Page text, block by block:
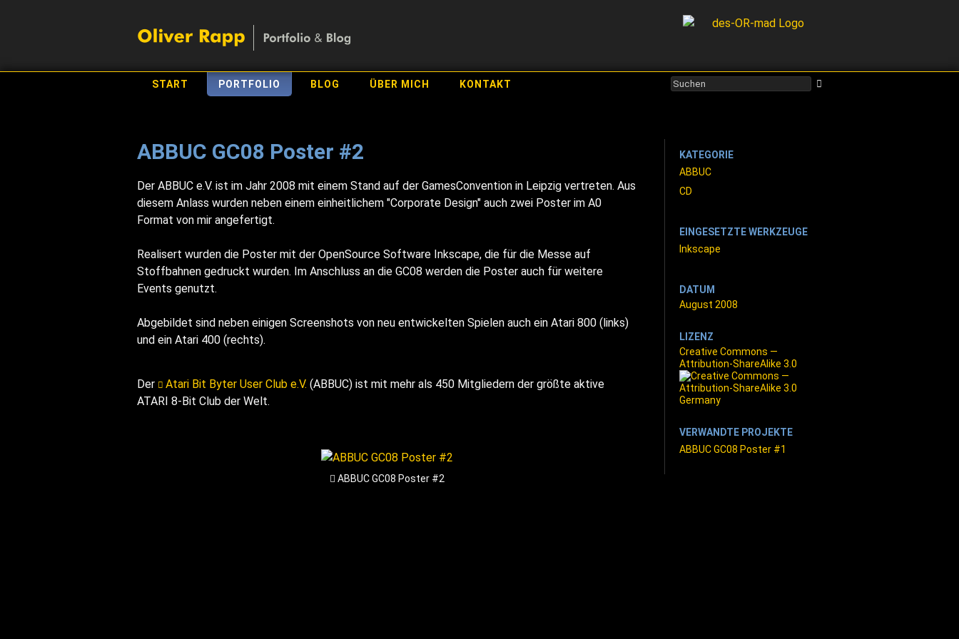
START PORTFOLIO BLOG ÜBER MICH KONTAKT
ABBUC GC08 Poster #2
Der ABBUC e.V. ist im Jahr 2008 mit einem Stand auf der GamesConvention in Leipzig vertreten. Aus
diesem Anlass wurden neben einem einheitlichem "Corporate Design" auch zwei Poster im A0
Format von mir angefertigt.
Realisert wurden die Poster mit der OpenSource Software Inkscape, die für die Messe auf
Stoffbahnen gedruckt wurden. Im Anschluss an die GC08 werden die Poster auch für weitere
Events genutzt.
Abgebildet sind neben einigen Screenshots von neu entwickelten Spielen auch ein Atari 800 (links)
und ein Atari 400 (rechts).
Der Atari Bit Byter User Club e.V. (ABBUC) ist mit mehr als 450 Mitgliedern der größte aktive
ATARI 8-Bit Club der Welt.
ABBUC GC08 Poster #2
KATEGORIE
ABBUC
CD
EINGESETZTE WERKZEUGE
Inkscape
DATUM
August 2008
LIZENZ
Creative Commons —
Attribution-ShareAlike 3.0
VERWANDTE PROJEKTE
ABBUC GC08 Poster #1